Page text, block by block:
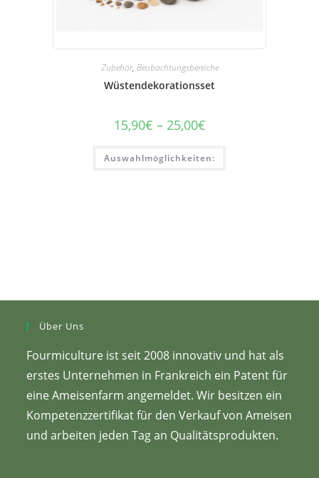
Zubehör, Beobachtungsbereiche
Wüstendekorationsset
15,90€ – 25,00€
Preisspanne:
€
bis
25,00
Auswahlmöglichkeiten:
Dieses
ist
werden.
Über Uns
Fourmiculture ist seit 2008 innovativ und hat als
erstes Unternehmen in Frankreich ein Patent für
eine Ameisenfarm angemeldet. Wir besitzen ein
Kompetenzzertifikat für den Verkauf von Ameisen
und arbeiten jeden Tag an Qualitätsprodukten.